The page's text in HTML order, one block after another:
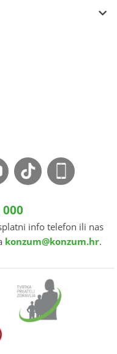
000
info telefon ili nas
konzum@konzum.hr.